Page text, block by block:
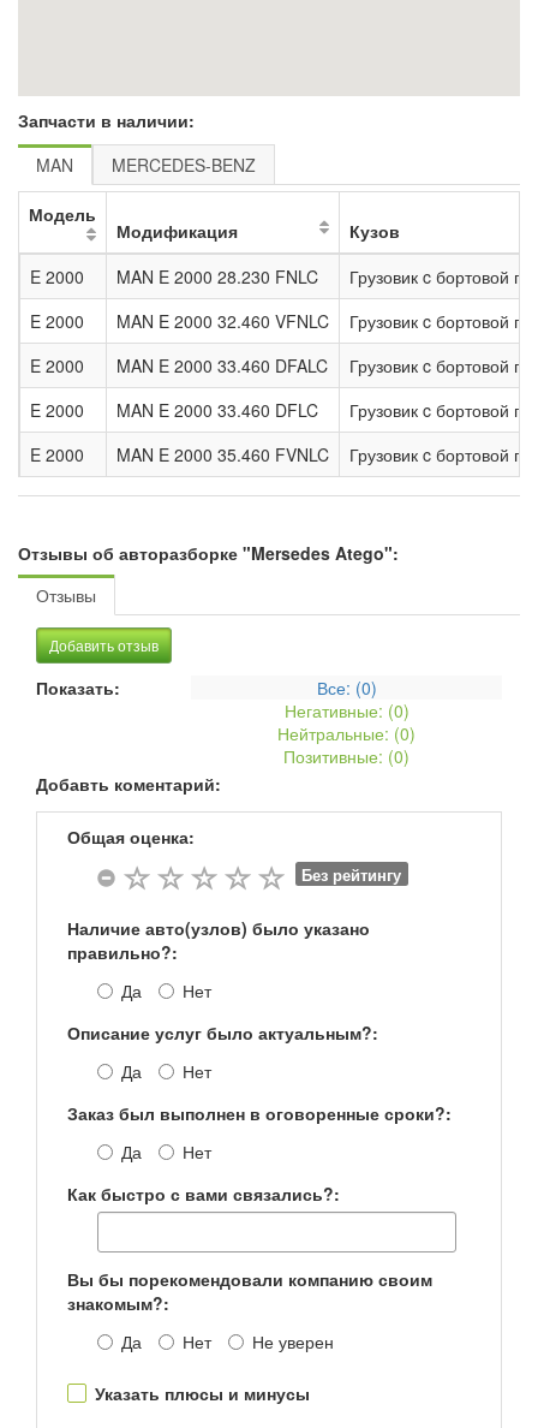
Запчасти в наличии:
MAN
MERCEDES-BENZ
Модель
Модификация
Кузов
E 2000
MAN E 2000 28.230 FNLC
Грузовик c бортовой
E 2000
MAN E 2000 32.460 VFNLC
Грузовик c бортовой
E 2000
MAN E 2000 33.460 DFALC
Грузовик c бортовой
E 2000
MAN E 2000 33.460 DFLC
Грузовик c бортовой
E 2000
MAN E 2000 35.460 FVNLC Грузовик c бортовой
Отзывы об авторазборке "Mersedes Atego":
Отзывы
Добавить отзыв
Показать: Все: (0)
Негативные: (0)
Нейтральные: (0)
Позитивные: (0)
Добавть коментарий:
Общая оценка:
Без рейтингу
Наличие авто(узлов) было указано
правильно?:
Да
Нет
Описание услуг было актуальным?:
Да
Нет
Заказ был выполнен в оговоренные сроки?:
Да
Нет
Как быстро с вами связались?:
Вы бы порекомендовали компанию своим
знакомым?:
Да
Нет Не уверен
Указать плюсы и минусы